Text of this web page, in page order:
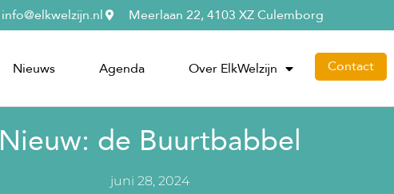
info@elkwelzijn.nl Meerlaan 22, 4103 XZ Culemborg
Nieuws Agenda Over ElkWelzijn Contact
Nieuw: de Buurtbabbel
juni 28, 2024